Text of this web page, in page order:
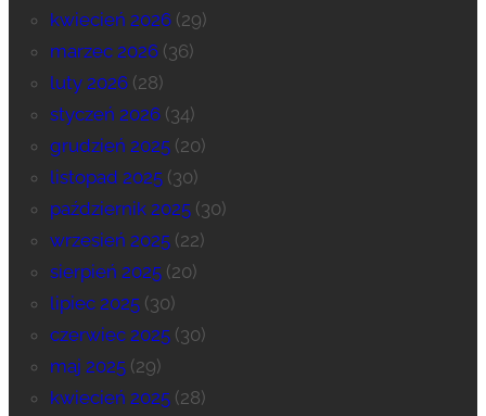
kwiecień 2026(29)
marzec 2026(36)
luty 2026(28)
styczeń 2026(34)
grudzień 2025(20)
listopad 2025(30)
październik 2025(30)
wrzesień 2025(22)
sierpień 2025(20)
lipiec 2025(30)
czerwiec 2025(30)
maj 2025(29)
kwiecień 2025(28)